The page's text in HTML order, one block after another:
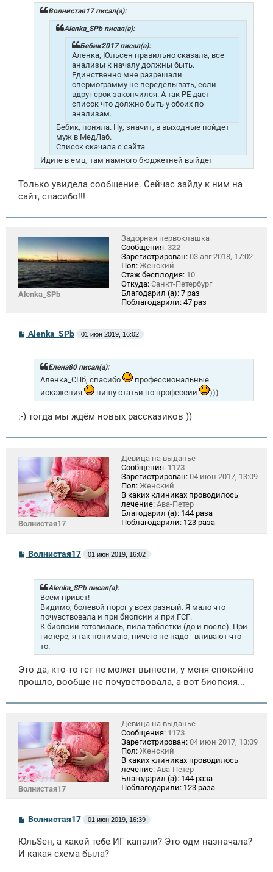
Волнистая17 писал(а):
Alenka_SPb писал(а):
Бебик2017 писал(а):
Аленка, Юльсен правильно сказала, все
анализы к началу должны быть.
Единственно мне разрешали
спермограмму не переделывать, если
вдруг срок закончился. А так РЕ дает
список что должно быть у обоих по
анализам.
Бебик, поняла. Ну, значит, в выходные пойдет
муж в МедЛаб.
Список скачала с сайта.
Идите в емц, там намного бюджетней выйдет
Только увидела сообщение. Сейчас зайду к ним на
сайт, спасибо!!!
Alenka_SPb
Задорная первоклашка
Сообщения: 322
Зарегистрирован: 03 авг 2018, 17:02
Пол: Женский
Стаж бесплодия: 10
Откуда: Санкт-Петербург
Благодарил (а): 7 раз
Поблагодарили: 47 раз
С
о
Alenka_SPb 01 июн 2019, 16:02
Елена80 писал(а):
Аленка_СПб, спасибо
профессиональные
искажения
пишу статьи по профессии )))
:-) тогда мы ждём новых рассказиков ))
Волнистая17
Девица на выданье
Сообщения: 1173
Зарегистрирован: 04 июн 2017, 13:09
Пол: Женский
В каких клиниках проводилось
лечение: Ава-Петер
Благодарил (а): 144 раза
Поблагодарили: 123 раза
СВолнистая17 01 июн 2019, 16:02
Alenka_SPb писал(а):
Всем привет!
Видимо, болевой порог у всех разный. Я мало что
почувствовала и при биопсии и при ГСГ.
К биопсии готовилась, пила таблетки (до и после). При
гистере, я так понимаю, ничего не надо - вливают что-
то.
Это да, кто-то гсг не может вынести, у меня спокойно
прошло, вообще не почувствовала, а вот биопсия...
Волнистая17
Девица на выданье
Сообщения: 1173
Зарегистрирован: 04 июн 2017, 13:09
Пол: Женский
В каких клиниках проводилось
лечение: Ава-Петер
Благодарил (а): 144 раза
Поблагодарили: 123 раза
С
б
щ
Волнистая17 01 июн 2019, 16:39
ЮльSен, а какой тебе ИГ капали? Это одм назначала?
И какая схема была?